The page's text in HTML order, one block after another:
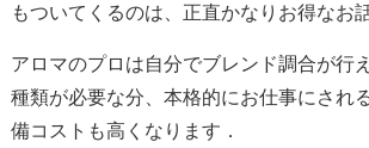
もついてくるのは、正直かなりお得なお
アロマのプロは自分でブレンド調合が行
種類が必要な分、本格的にお仕事にされ
備コストも高くなります．